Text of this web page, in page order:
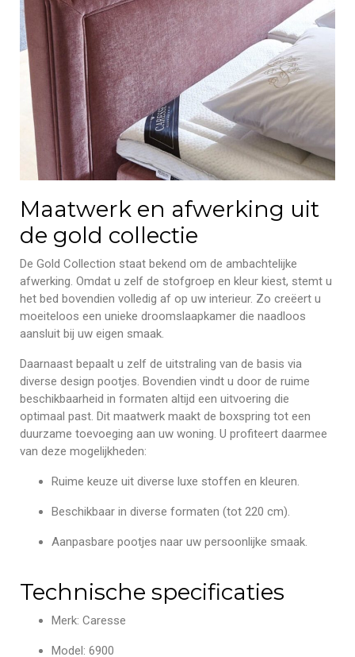
Maatwerk en afwerking uit
de gold collectie
De Gold Collection staat bekend om de ambachtelijke
afwerking. Omdat u zelf de stofgroep en kleur kiest, stemt u
het bed bovendien volledig af op uw interieur. Zo creëert u
moeiteloos een unieke droomslaapkamer die naadloos
aansluit bij uw eigen smaak.
Daarnaast bepaalt u zelf de uitstraling van de basis via
diverse design pootjes. Bovendien vindt u door de ruime
beschikbaarheid in formaten altijd een uitvoering die
optimaal past. Dit maatwerk maakt de boxspring tot een
duurzame toevoeging aan uw woning. U profiteert daarmee
van deze mogelijkheden:
Ruime keuze uit diverse luxe stoffen en kleuren.
Beschikbaar in diverse formaten (tot 220 cm).
Aanpasbare pootjes naar uw persoonlijke smaak.
Technische specificaties
Merk: Caresse
Model: 6900